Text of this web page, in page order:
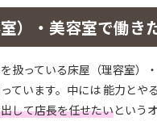
）・美容室で働き
扱っている床屋（理容室）
ています。中には 能力とや
して店長を任せたいという